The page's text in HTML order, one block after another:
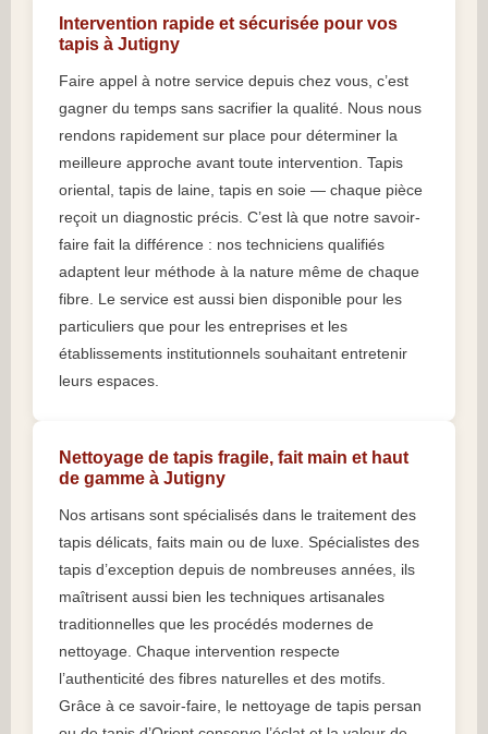
Intervention rapide et sécurisée pour vos
tapis à Jutigny
Faire appel à notre service depuis chez vous, c’est
gagner du temps sans sacrifier la qualité. Nous nous
rendons rapidement sur place pour déterminer la
meilleure approche avant toute intervention. Tapis
oriental, tapis de laine, tapis en soie — chaque pièce
reçoit un diagnostic précis. C’est là que notre savoir-
faire fait la différence : nos techniciens qualifiés
adaptent leur méthode à la nature même de chaque
fibre. Le service est aussi bien disponible pour les
particuliers que pour les entreprises et les
établissements institutionnels souhaitant entretenir
leurs espaces.
Nettoyage de tapis fragile, fait main et haut
de gamme à Jutigny
Nos artisans sont spécialisés dans le traitement des
tapis délicats, faits main ou de luxe. Spécialistes des
tapis d’exception depuis de nombreuses années, ils
maîtrisent aussi bien les techniques artisanales
traditionnelles que les procédés modernes de
nettoyage. Chaque intervention respecte
l’authenticité des fibres naturelles et des motifs.
Grâce à ce savoir-faire, le nettoyage de tapis persan